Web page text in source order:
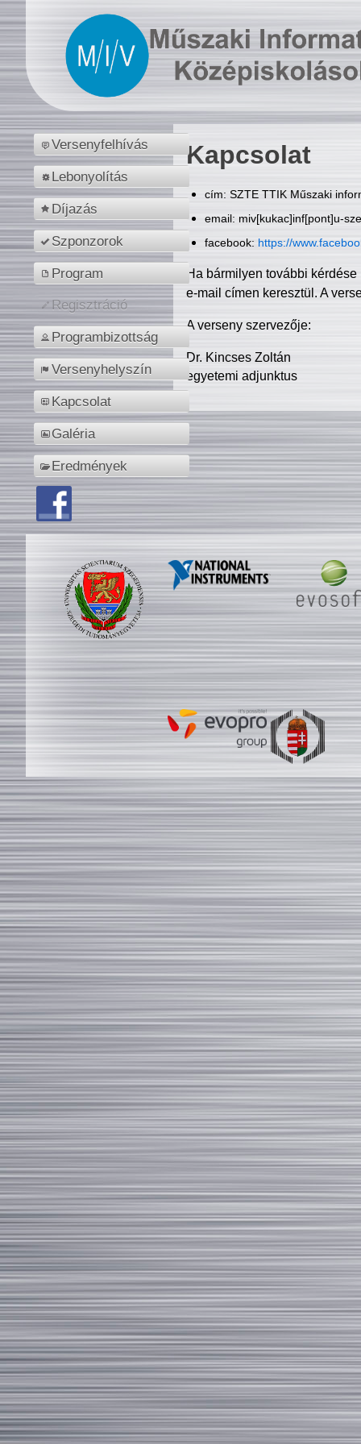
Versenyfelhívás
Lebonyolítás
Díjazás
Szponzorok
Program
Regisztráció
Programbizottság
Versenyhelyszín
Kapcsolat
Galéria
Eredmények
Kapcsolat
cím: SZTE TTIK Műszaki
email: miv[kukac]inf[pont]u-
facebook: https://
Ha bármilyen további
e-mail címen keresztül. A
A verseny szervezője:
Dr. Kincses Zoltán
egyetemi adjunktus